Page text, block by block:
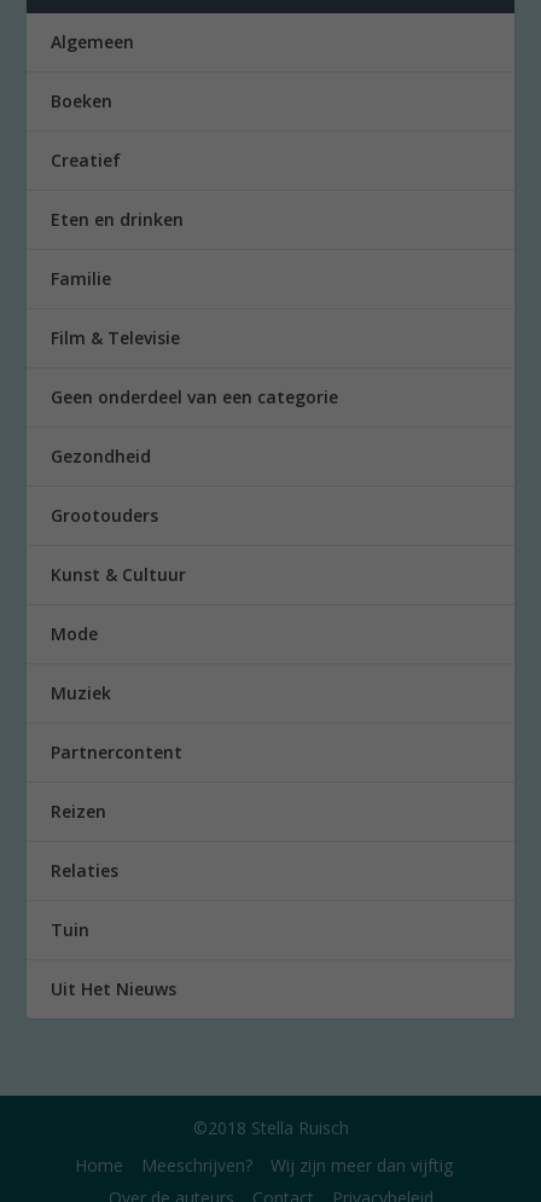
Algemeen
Boeken
Creatief
Eten en drinken
Familie
Film & Televisie
Geen onderdeel van een categorie
Gezondheid
Grootouders
Kunst & Cultuur
Mode
Muziek
Partnercontent
Reizen
Relaties
Tuin
Uit Het Nieuws
©2018 Stella Ruisch
Home
Meeschrijven?
Wij zijn meer dan vijftig
Over de auteurs
Contact Privacybeleid